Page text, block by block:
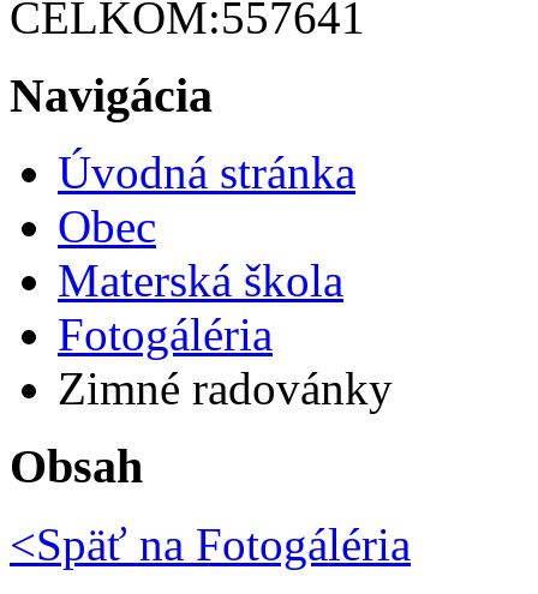
CELKOM:557641
Navigácia
Úvodná stránka
Obec
Materská škola
Fotogáléria
Zimné radovánky
Obsah
<Späť na Fotogáléria